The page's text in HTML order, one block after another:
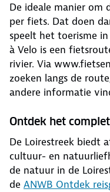
De ideale manier om
per fiets. Dat doen
speelt het toerisme
à Velo is een
rivier. Via
zoeken langs de
andere informatie
Ontdek het
De Loirestreek biedt
cultuur- en
de natuur in de
de ANWB Ontdek